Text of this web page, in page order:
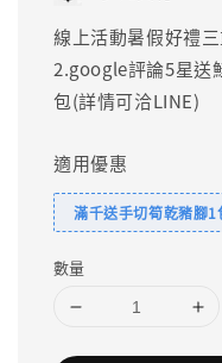
線上活動暑假好禮
2.google評論5星送
包(詳情可洽LINE)
適用優惠
滿千送手切筍乾豬腳1
數量